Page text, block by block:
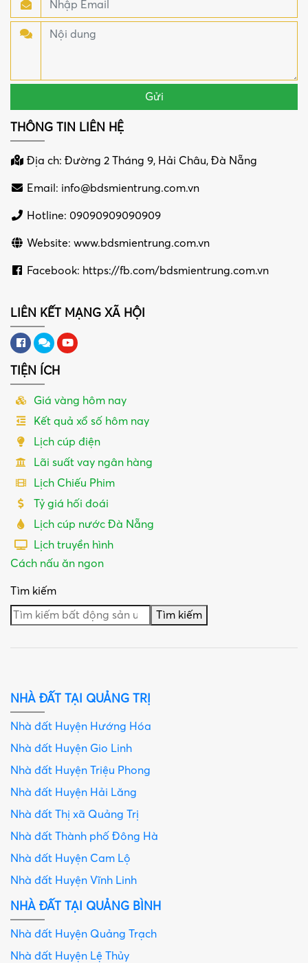
THÔNG TIN LIÊN HỆ
Địa ch: Đường 2 Tháng 9, Hải Châu, Đà Nẵng
Email: info@bdsmientrung.com.vn
Hotline: 09090909090909
Website: www.bdsmientrung.com.vn
Facebook: https://fb.com/bdsmientrung.com.vn
LIÊN KẾT MẠNG XÃ HỘI
TIỆN ÍCH
Giá vàng hôm nay
Kết quả xổ số hôm nay
Lịch cúp điện
Lãi suất vay ngân hàng
Lịch Chiếu Phim
Tỷ giá hối đoái
Lịch cúp nước Đà Nẵng
Lịch truyền hình
Cách nấu ăn ngon
Tìm kiếm
Tìm kiếm
NHÀ ĐẤT TẠI QUẢNG TRỊ
Nhà đất Huyện Hướng Hóa
Nhà đất Huyện Gio Linh
Nhà đất Huyện Triệu Phong
Nhà đất Huyện Hải Lăng
Nhà đất Thị xã Quảng Trị
Nhà đất Thành phố Đông Hà
Nhà đất Huyện Cam Lộ
Nhà đất Huyện Vĩnh Linh
NHÀ ĐẤT TẠI QUẢNG BÌNH
Nhà đất Huyện Quảng Trạch
Nhà đất Huyện Lệ Thủy